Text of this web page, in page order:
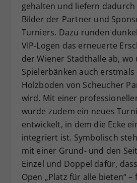
gehalten und liefern dadurch
Bilder der Partner und
Turniers. Dazu runden
VIP-Logen das erneuerte
der Wiener Stadthalle ab,
Spielerbänken auch
Holzboden von Scheucher
wird. Mit einer
wurde zudem ein neues
entwickelt, in dem die Ecke
integriert ist. Symbolisch
mit einer Grund- und den
Einzel und Doppel dafür,
Open „Platz für alle bieten“